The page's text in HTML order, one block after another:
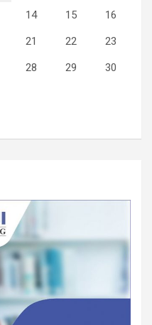
14 15 16
21 22 23
28 29 30